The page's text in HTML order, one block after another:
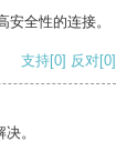
全性的连接。
支持[0] 反对[0]
。